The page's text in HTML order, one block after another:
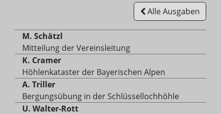
Alle Ausgaben
M. Schätzl
Mitteilung der Vereinsleitung
K. Cramer
Höhlenkataster der Bayerischen Alpen
A. Triller
Bergungsübung in der Schlüssellochhöhle
U. Walter-Rott